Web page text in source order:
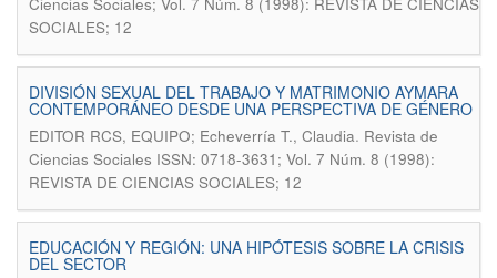
SOCIALES; 12
DIVISIÓN SEXUAL DEL TRABAJO Y MATRIMONIO AYMARA
CONTEMPORÁNEO DESDE UNA PERSPECTIVA DE GÉNERO
EDITOR RCS, EQUIPO; Echeverría T., Claudia. Revista de
Ciencias Sociales ISSN: 0718-3631; Vol. 7 Núm. 8 (1998):
REVISTA DE CIENCIAS SOCIALES; 12
EDUCACIÓN Y REGIÓN: UNA HIPÓTESIS SOBRE LA CRISIS
DEL SECTOR